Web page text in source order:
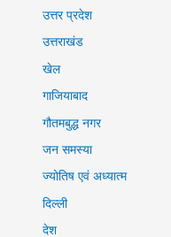
उत्तर प्रदेश
उत्तराखंड
खेल
गाजियाबाद
गौतमबुद्ध नगर
जन समस्या
ज्योतिष एवं अध्यात्म
दिल्ली
देश